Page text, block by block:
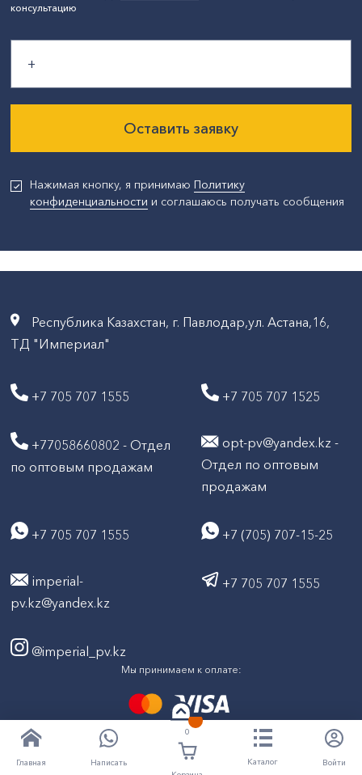
Главная Написать
0
Каталог Войти
консультацию
Оставить заявку
Нажимая кнопку, я принимаю Политику
конфиденциальности и соглашаюсь получать сообщения
Республика Казахстан, г. Павлодар,ул. Астана,16,
ТД "Империал"
+7 705 707 1555 +7 705 707 1525
+77058660802 - Отдел
по оптовым продажам
opt-pv@yandex.kz -
Отдел по оптовым
продажам
+7 705 707 1555 +7 (705) 707-15-25
imperial-
pv.kz@yandex.kz
+7 705 707 1555
@imperial_pv.kz
Мы принимаем к оплате:
Все права защищены © ТД "Империал" 2020- 2026